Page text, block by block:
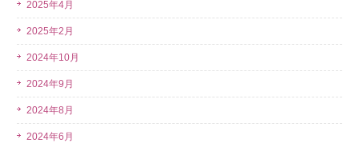
2025年4月
2025年2月
2024年10月
2024年9月
2024年8月
2024年6月